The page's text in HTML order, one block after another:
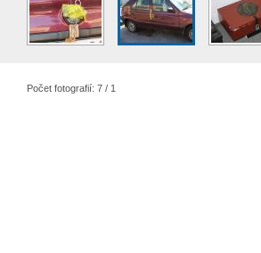
Počet fotografií: 7 / 1